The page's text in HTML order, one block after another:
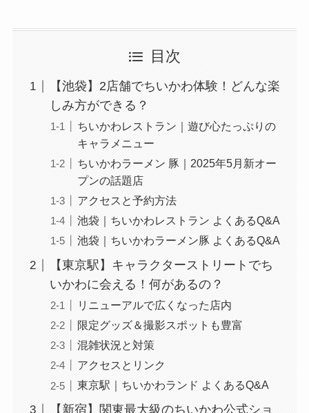
目次
【池袋】2店舗でちいかわ体験！どんな楽
しみ方ができる？
ちいかわレストラン｜遊び心たっぷりの
キャラメニュー
ちいかわラーメン 豚｜2025年5月新オー
プンの話題店
アクセスと予約方法
池袋｜ちいかわレストラン よくあるQ&A
池袋｜ちいかわラーメン豚 よくあるQ&A
【東京駅】キャラクターストリートでち
いかわに会える！何があるの？
リニューアルで広くなった店内
限定グッズ＆撮影スポットも豊富
混雑状況と対策
アクセスとリンク
東京駅｜ちいかわランド よくあるQ&A
【新宿】関東最大級のちいかわ公式ショ